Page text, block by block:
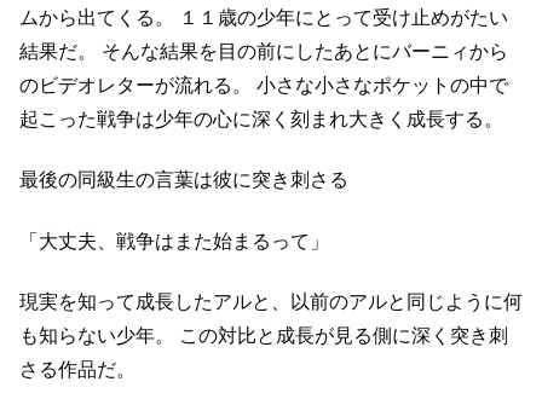
ムから出てくる。
１１歳の少年にとって受け止めがたい
結果だ。
そんな結果を目の前にしたあとにバーニィから
のビデオレターが流れる。
小さな小さなポケットの中で
起こった戦争は少年の心に深く刻まれ大きく成長する。
最後の同級生の言葉は彼に突き刺さる
「大丈夫、戦争はまた始まるって」
現実を知って成長したアルと、以前のアルと同じように何
も知らない少年。
この対比と成長が見る側に深く突き刺
さる作品だ。